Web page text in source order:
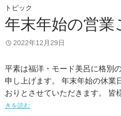
トピック
年末年始の営業
2022年12月29日
平素は福洋・モード美呂に格別
申し上げます。 年末年始の休業
おりとさせていただきます。 皆
きを読む